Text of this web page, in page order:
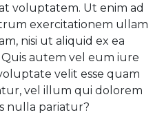
voluptatem. Ut enim ad
exercitationem ullam
nisi ut aliquid ex ea
autem vel eum iure
velit esse quam
vel illum qui dolorem
nulla pariatur?